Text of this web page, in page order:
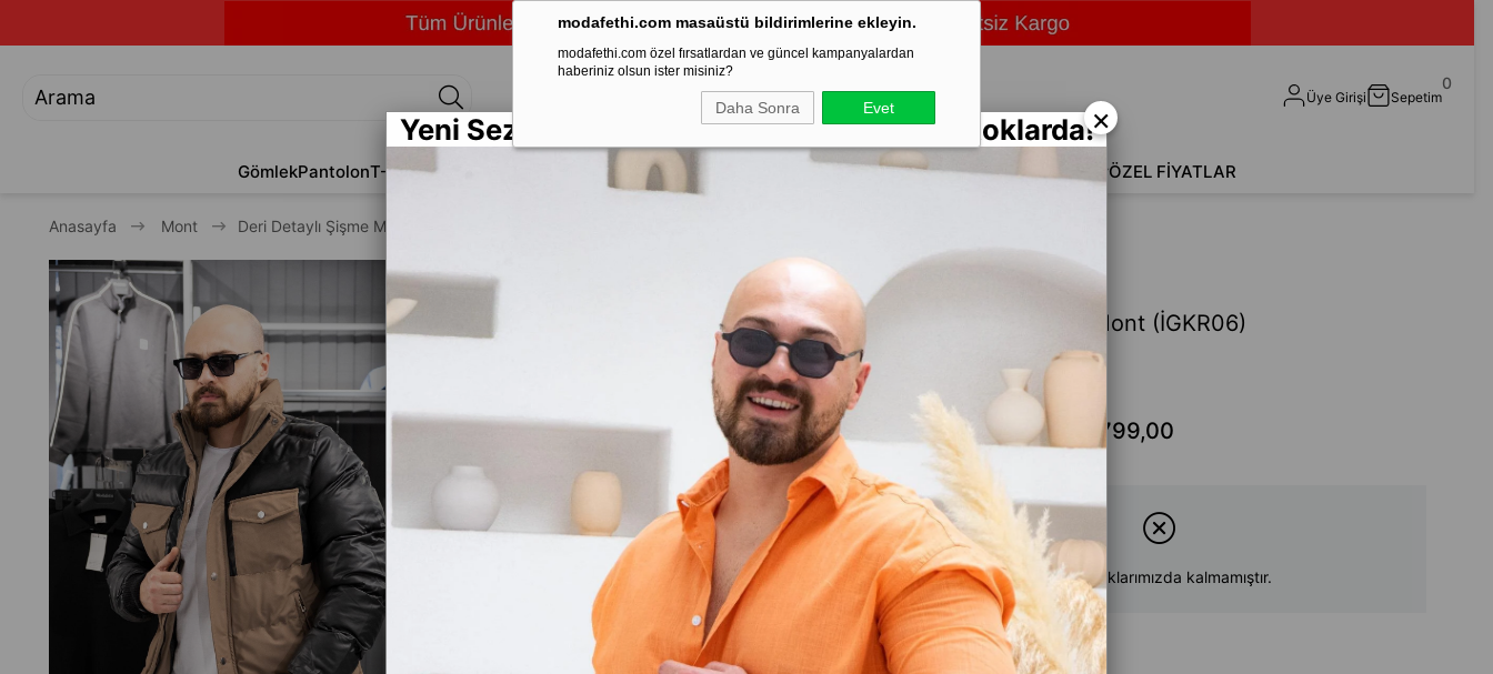
modafethi.com masaüstü bildirimlerine ekleyin.
modafethi.com özel fırsatlardan ve güncel kampanyalardan
haberiniz olsun ister misiniz?
Daha Sonra Evet
Üye Girişi Sepetim
0
GömlekPantolonT-ShirtJean Eşofman Ayakkabı Mevsimlik Mont & KabanSweatshirt AksesuarÖZEL FİYATLAR
Anasayfa Mont Deri Detaylı Şişme Mont (İGKR06)
Deri Detaylı Şişme Mont (İGKR06)
İndirim
₺1.599,00 ₺799,00
Ürün stoklarımızda kalmamıştır.
Beden
×
Yeni Sezon Rengarenk Keten Gömlekler Stoklarda!